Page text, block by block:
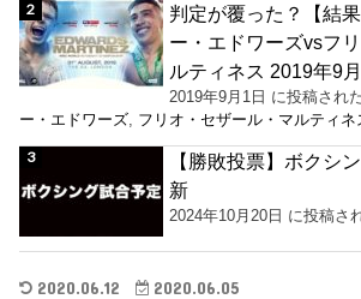
判定が覆った？【結
ー・エドワーズvsフ
ルティネス 2019年9
2019年9月1日 に投稿され
ー・エドワーズ フリオ・セザール・マルティネ
【勝敗投票】ボクシ
新
2024年10月20日 に投稿さ
2020.06.12 2020.06.05